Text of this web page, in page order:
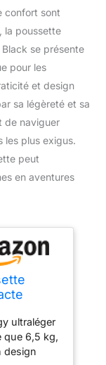
confort sont
la poussette
se présente
pour les
et design
sa légèreté et sa
de naviguer
les plus exigus.
peut
en aventures
Pitch
ultraléger
que 6,5 kg,
design